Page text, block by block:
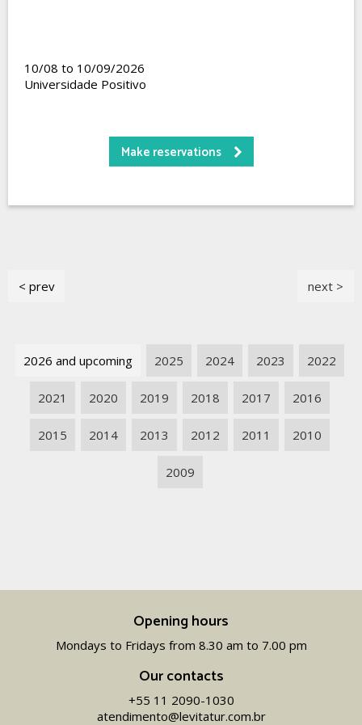
10/08 to 10/09/2026
Universidade Positivo
Make reservations
< prev next >
2026 and upcoming 2025 2024 2023 2022
2021 2020 2019 2018 2017 2016
2015 2014 2013 2012 2011 2010
2009
Opening hours
Mondays to Fridays from 8.30 am to 7.00 pm
Our contacts
+55 11 2090-1030
atendimento@levitatur.com.br